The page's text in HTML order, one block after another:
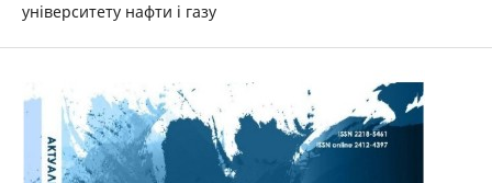
університету нафти і газу